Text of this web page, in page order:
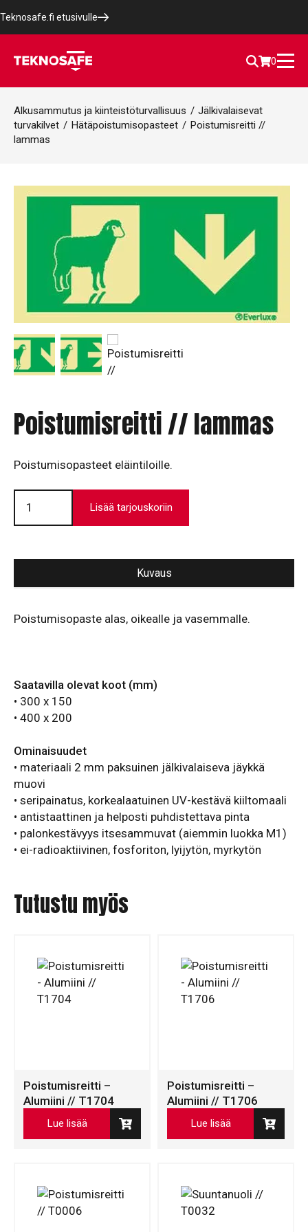
Teknosafe.fi etusivulle
0
Alkusammutus ja kiinteistöturvallisuus / Jälkivalaisevat
turvakilvet / Hätäpoistumisopasteet / Poistumisreitti //
lammas
Poistumisreitti // lammas
Poistumisopasteet eläintiloille.
Poistumisreitti
lammas
määrä
Lisää tarjouskoriin
Kuvaus
Poistumisopaste alas, oikealle ja vasemmalle.
Saatavilla olevat koot (mm)
• 300 x 150
• 400 x 200
Ominaisuudet
• materiaali 2 mm paksuinen jälkivalaiseva jäykkä
muovi
• seripainatus, korkealaatuinen UV-kestävä kiiltomaali
• antistaattinen ja helposti puhdistettava pinta
• palonkestävyys itsesammuvat (aiemmin luokka M1)
• ei-radioaktiivinen, fosforiton, lyijytön, myrkytön
Tutustu myös
Poistumisreitti –
Alumiini // T1704
Lue lisää
Poistumisreitti –
Alumiini // T1706
Lue lisää